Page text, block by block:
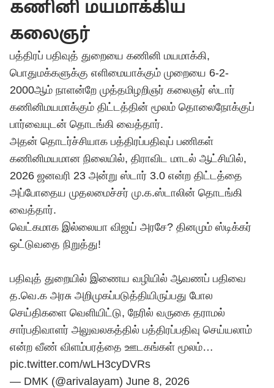
கணினி மயமாக்கிய
கலைஞர்
பத்திரப் பதிவுத் துறையை கணினி மயமாக்கி,
பொதுமக்களுக்கு எளிமையாக்கும் முறையை 6-2-
2000ஆம் நாளன்றே முத்தமிழறிஞர் கலைஞர் ஸ்டார்
கணினிமயமாக்கும் திட்டத்தின் மூலம் தொலைநோக்குப்
பார்வையுடன் தொடங்கி வைத்தார்.
அதன் தொடர்ச்சியாக பத்திரப்பதிவுப் பணிகள்
கணினிமயமான நிலையில், திராவிட மாடல் ஆட்சியில்,
2026 ஜனவரி 23 அன்று ஸ்டார் 3.0 என்ற திட்டத்தை
அப்போதைய முதலமைச்சர் மு.க.ஸ்டாலின் தொடங்கி
வைத்தார்.
வெட்கமாக இல்லையா விஜய் அரசே? தினமும் ஸ்டிக்கர்
ஒட்டுவதை நிறுத்து!
பதிவுத் துறையில் இணைய வழியில் ஆவணப் பதிவை
த.வெ.க அரசு அறிமுகப்படுத்தியிருப்பது போல
செய்திகளை வெளியிட்டு, நேரில் வருகை தராமல்
சார்பதிவாளர் அலுவலகத்தில் பத்திரப்பதிவு செய்யலாம்
என்ற வீண் விளம்பரத்தை ஊடகங்கள் மூலம்…
pic.twitter.com/wLH3cyDVRs
— DMK (@arivalayam) June 8, 2026